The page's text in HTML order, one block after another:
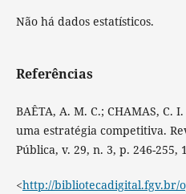
Não há dados estatísticos.
Referências
BAÊTA, A. M. C.; CHAMAS, C.
uma estratégia competitiva.
Pública, v. 29, n. 3, p. 246-255,
<http://bibliotecadigital.fgv.br/